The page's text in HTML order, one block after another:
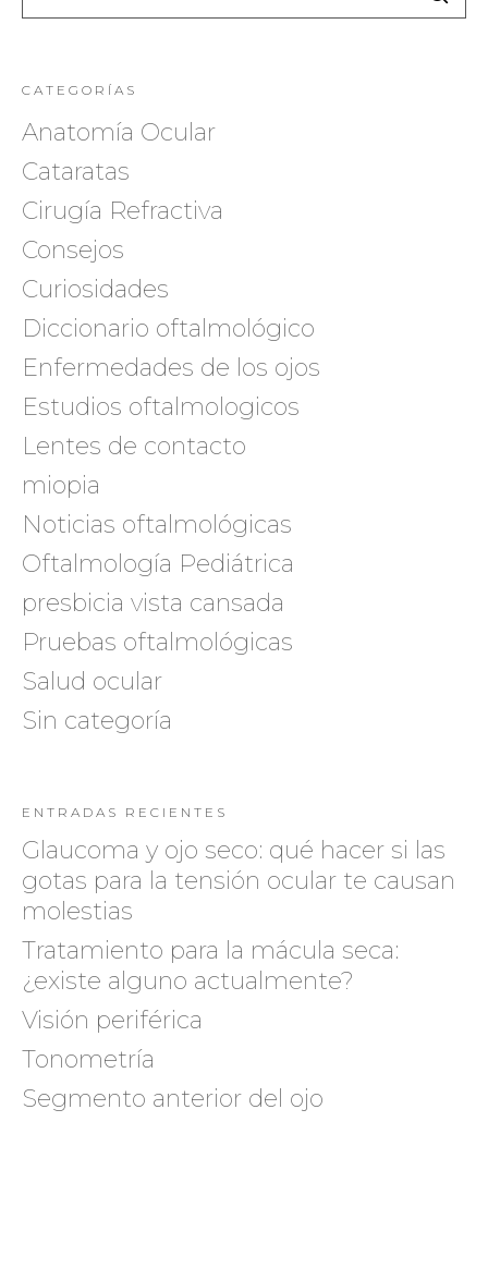
CATEGORÍAS
Anatomía Ocular
Cataratas
Cirugía Refractiva
Consejos
Curiosidades
Diccionario oftalmológico
Enfermedades de los ojos
Estudios oftalmologicos
Lentes de contacto
miopia
Noticias oftalmológicas
Oftalmología Pediátrica
presbicia vista cansada
Pruebas oftalmológicas
Salud ocular
Sin categoría
ENTRADAS RECIENTES
Glaucoma y ojo seco: qué hacer si las
gotas para la tensión ocular te causan
molestias
Tratamiento para la mácula seca:
¿existe alguno actualmente?
Visión periférica
Tonometría
Segmento anterior del ojo